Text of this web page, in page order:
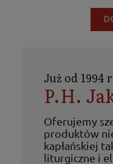
Już od 1994
P.H.
Oferujemy
produktów
kapłańskiej
liturgiczne i